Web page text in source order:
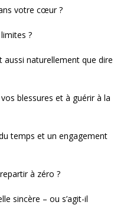
votre cœur ?
?
aussi naturellement que dire
blessures et à guérir à la
temps et un engagement
à zéro ?
sincère – ou s’agit-il